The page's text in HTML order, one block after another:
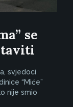
se
svjedoci
“Miće”
nije smio